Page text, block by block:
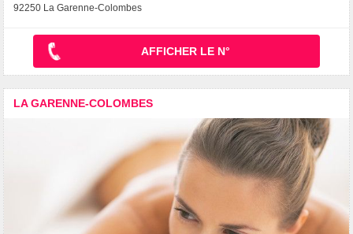
92250 La Garenne-Colombes
AFFICHER LE N°
LA GARENNE-COLOMBES